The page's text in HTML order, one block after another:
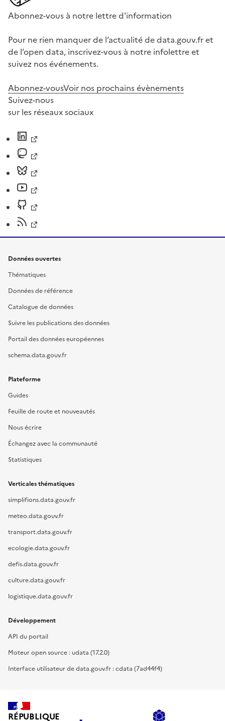
Abonnez-vous à notre lettre d'information
Pour ne rien manquer de l’actualité de data.gouv.fr et
de l’open data, inscrivez-vous à notre infolettre et
suivez nos événements.
Abonnez-vousVoir nos prochains évènements
Suivez-nous
sur les réseaux sociaux
Données ouvertes
Thématiques
Données de référence
Catalogue de données
Suivre les publications des données
Portail des données européennes
schema.data.gouv.fr
Plateforme
Guides
Feuille de route et nouveautés
Nous écrire
Échangez avec la communauté
Statistiques
Verticales thématiques
simplifions.data.gouv.fr
meteo.data.gouv.fr
transport.data.gouv.fr
ecologie.data.gouv.fr
defis.data.gouv.fr
culture.data.gouv.fr
logistique.data.gouv.fr
Développement
API du portail
Moteur open source : udata (17.2.0)
Interface utilisateur de data.gouv.fr : cdata (7ad44f4)
RÉPUBLIQUE